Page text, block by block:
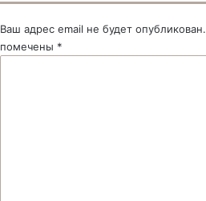
Ваш адрес email не будет опубликован.
помечены *